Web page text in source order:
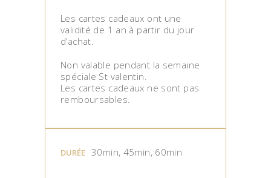
Les cartes cadeaux ont une
validité de 1 an à partir du jour
d’achat.
Non valable pendant la semaine
spéciale St valentin.
Les cartes cadeaux ne sont pas
remboursables.
DURÉE 30min, 45min, 60min